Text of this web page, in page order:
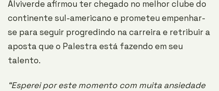
Alviverde afirmou ter chegado no melhor clube do
continente sul-americano e prometeu empenhar-
se para seguir progredindo na carreira e retribuir a
aposta que o Palestra está fazendo em seu
talento.
“Esperei por este momento com muita ansiedade